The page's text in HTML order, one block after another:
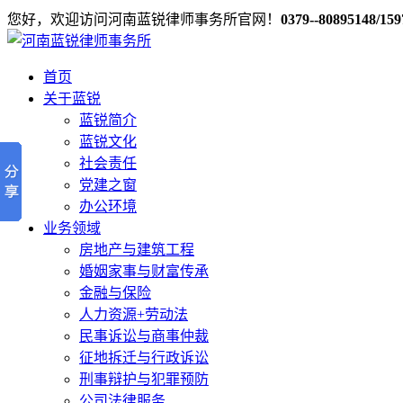
您好，欢迎访问河南蓝锐律师事务所官网！ 0379--80895148/
首页
关于蓝锐
蓝锐简介
蓝锐文化
社会责任
党建之窗
办公环境
业务领域
房地产与建筑工程
婚姻家事与财富传承
金融与保险
人力资源+劳动法
民事诉讼与商事仲裁
征地拆迁与行政诉讼
刑事辩护与犯罪预防